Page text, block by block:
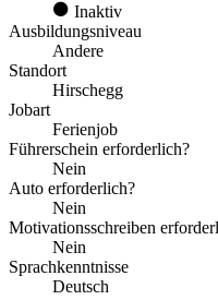
Inaktiv
Ausbildungsniveau
Andere
Standort
Hirschegg
Jobart
Ferienjob
Führerschein erforderlich?
Nein
Auto erforderlich?
Nein
Motivationsschreiben
Nein
Sprachkenntnisse
Deutsch